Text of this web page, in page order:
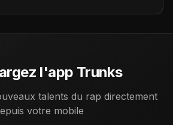
l'app Trunks
talents du rap directement
votre mobile